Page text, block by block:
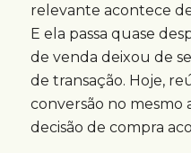
relevante acontece
E ela passa quase
de venda deixou de
de transação. Hoje,
conversão no mesmo
decisão de compra